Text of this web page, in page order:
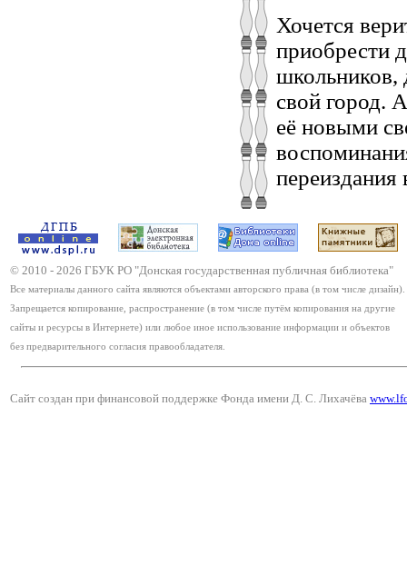
Хочется
приобрести
школьников,
свой город.
её новыми
переиздания
© 2010 - 2026 ГБУК РО "Донская государственная публичная библиотека"
Все материалы данного сайта являются объектами авторского права (в том числе дизайн).
Запрещается копирование, распространение (в том числе путём копирования на другие
сайты и ресурсы в Интернете) или любое иное использование информации и объектов
без предварительного согласия правообладателя.
Сайт создан при финансовой поддержке Фонда имени Д. С. Лихачёва